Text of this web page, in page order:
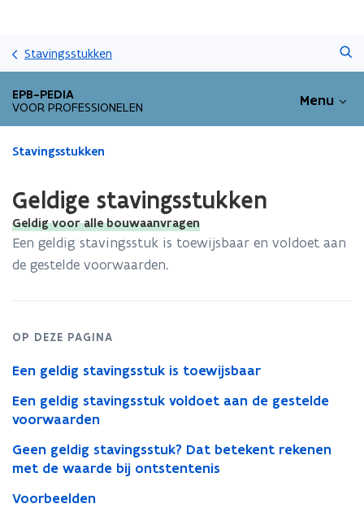
Stavingsstukken
EPB-PEDIA
VOOR PROFESSIONELEN Menu
Gedaan
bevindt
zich
op:
Geldige
Stavingsstukken
Geldige stavingsstukken
Geldig voor alle bouwaanvragen
Een geldig stavingsstuk is toewijsbaar en voldoet aan
de gestelde voorwaarden.
OP DEZE PAGINA
Een geldig stavingsstuk is toewijsbaar
Een geldig stavingsstuk voldoet aan de gestelde
voorwaarden
Geen geldig stavingsstuk? Dat betekent rekenen
met de waarde bij ontstentenis
Voorbeelden